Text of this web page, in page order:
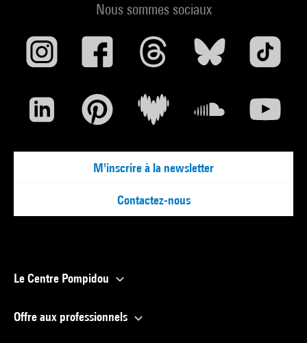
Nous sommes sociaux
M'inscrire à la newsletter
Contactez-nous
Le Centre Pompidou
Offre aux professionnels